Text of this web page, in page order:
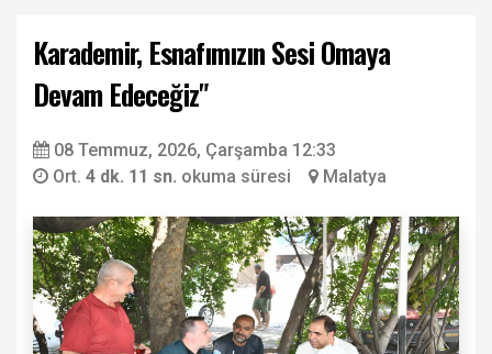
Karademir, Esnafımızın Sesi Omaya
Devam Edeceğiz"
08 Temmuz, 2026, Çarşamba 12:33
Ort. 4 dk. 11 sn. okuma süresi Malatya